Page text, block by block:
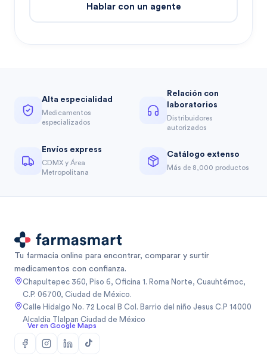
Hablar con un agente
Alta especialidad
Medicamentos
especializados
Relación con
laboratorios
Distribuidores
autorizados
Envíos express
CDMX y Área
Metropolitana
Catálogo extenso
Más de 8,000 productos
Tu farmacia online para encontrar, comparar y surtir
medicamentos con confianza.
Chapultepec 360, Piso 6, Oficina 1. Roma Norte, Cuauhtémoc,
C.P. 06700, Ciudad de México.
Calle Hidalgo No. 72 Local B Col. Barrio del niño Jesus C.P 14000
Alcaldia Tlalpan Ciudad de México
Ver en Google Maps